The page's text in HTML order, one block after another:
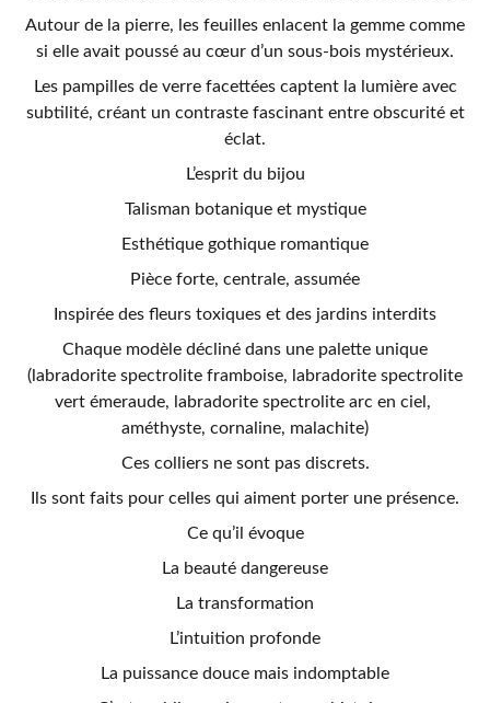
Autour de la pierre, les feuilles enlacent la gemme comme
si elle avait poussé au cœur d’un sous-bois mystérieux.
Les pampilles de verre facettées captent la lumière avec
subtilité, créant un contraste fascinant entre obscurité et
éclat.
L’esprit du bijou
Talisman botanique et mystique
Esthétique gothique romantique
Pièce forte, centrale, assumée
Inspirée des fleurs toxiques et des jardins interdits
Chaque modèle décliné dans une palette unique
(labradorite spectrolite framboise, labradorite spectrolite
vert émeraude, labradorite spectrolite arc en ciel,
améthyste, cornaline, malachite)
Ces colliers ne sont pas discrets.
Ils sont faits pour celles qui aiment porter une présence.
Ce qu’il évoque
La beauté dangereuse
La transformation
L’intuition profonde
La puissance douce mais indomptable